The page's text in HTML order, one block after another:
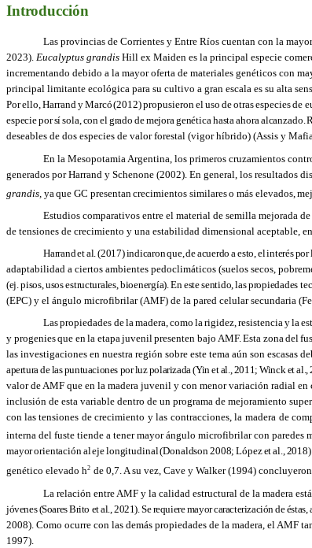
Introducción
Las provincias de Corrientes y Entre Ríos cuentan con la
2023). Eucalyptus grandis Hill ex Maiden es la principal especie
incrementando debido a la mayor oferta de materiales genéticos con
principal limitante ecológica para su cultivo a gran escala es su alta
Porello, Harrand yMarcó(2012)propusieron el uso deotrasespeciesde
especieporsísola, con el grado demejora genética hasta ahora alcanzado.
deseables de dos especies de valor forestal (vigor híbrido) (Assis y
En la Mesopotamia Argentina, los primeros cruzamientos
generados por Harrand y Schenone (2002). En general, los resultados
grandis, ya que GC presentan crecimientos similareso más elevados,
Estudios comparativos entre el material de semilla mejorada
de tensiones de crecimiento y una estabilidad dimensional aceptable,
Harrandetal.(2017)indicaronque,deacuerdo aesto,elinteréspor
adaptabilidad a ciertos ambientes pedoclimáticos (suelos secos,
(ej.pisos,usosestructurales,bioenergía).Enestesentido,laspropiedades
(EPC) y el ángulo microfibrilar (AMF) de la pared celular secundaria
Laspropiedades dela madera, como la rigidez, resistencia yla
y progeniesque en la etapa juvenil presenten bajo AMF. Esta zona del
las investigaciones en nuestra región sobre este tema aún son
apertura delaspuntuaciones porluzpolarizada (Yin etal., 2011; Winck et al.,
valor de AMF que en la madera juvenil y con menor variación radial
inclusión de esta variable dentro de un programa de mejoramiento
con las tensiones de crecimiento y las contracciones, la madera de
interna del fuste tiende a tener mayor ángulo microfibrilar con paredes
mayororientaciónalejelongitudinal(Donaldson2008; Lópezetal.,
genético elevado h2 de 0,7. A su vez, Cave y Walker (1994)
La relación entre AMF y la calidad estructural de la madera
jóvenes(SoaresBrito etal.,2021).Serequieremayorcaracterizacióndeéstas,
2008). Como ocurre con las demás propiedades de la madera, elAMF
1997).